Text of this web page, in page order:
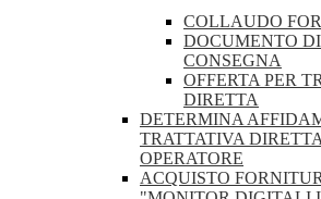
COLLAUDO
DOCUMENTO
CONSEGNA
OFFERTA PER
DIRETTA
DETERMINA
TRATTATIVA
OPERATORE
ACQUISTO